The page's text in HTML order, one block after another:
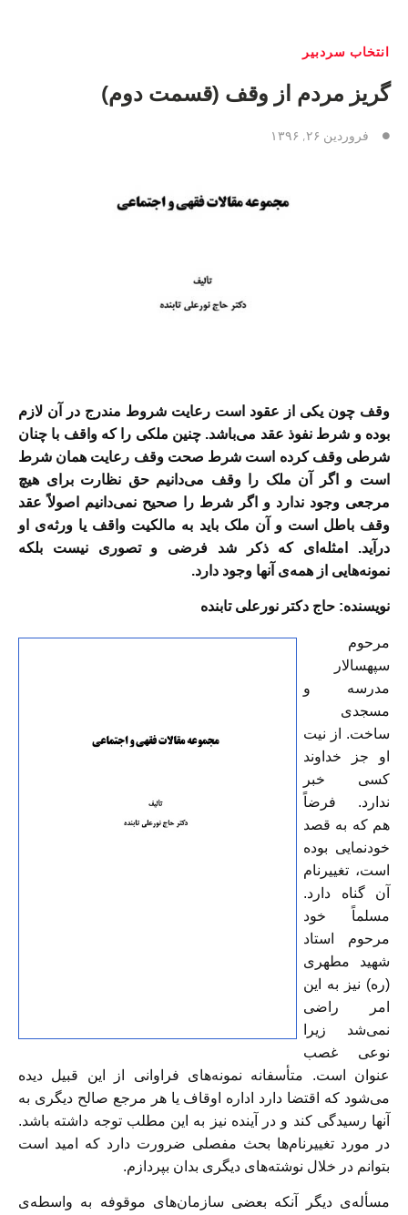
انتخاب سردبیر
گریز مردم از وقف (قسمت دوم)
فروردین ۲۶, ۱۳۹۶
وقف چون یکی از عقود است رعایت شروط مندرج در آن لازم
بوده و شرط نفوذ عقد می‌باشد. چنین ملکی را که واقف با چنان
شرطی وقف کرده است شرط صحت وقف رعایت همان شرط
است و اگر آن ملک را وقف می‌دانیم حق نظارت برای هیچ
مرجعی وجود ندارد و اگر شرط را صحیح نمی‌دانیم اصولاً عقد
وقف باطل است و آن ملک باید به مالکیت واقف يا ورثه‌ی او
درآید. امثله‌اى که ذکر شد فرضی و تصوری نیست بلکه
نمونه‌هايى از همه‌ی آنها وجود دارد.
نویسنده: حاج دکتر نورعلی تابنده
مرحوم
سپهسالار
مدرسه و
مسجدی
ساخت. از نيت
او جز خداوند
کسی خبر
ندارد. فرضاً
هم که به قصد
خودنمایی بوده
است، تغییرنام
آن گناه دارد.
مسلماً خود
مرحوم استاد
شهید مطهری
(ره) نیز به این
امر راضی
نمی‌شد زیرا
نوعی غصب
عنوان است. متأسفانه نمونه‌هاى فراوانى از این قبیل دیده
می‌شود که اقتضا دارد اداره‌ اوقاف یا هر مرجع صالح دیگری به
آنها رسیدگی کند و در آینده نيز به اين مطلب توجه داشته باشد.
در مورد تغییرنام‌ها بحث مفصلی ضرورت دارد که امید است
بتوانم در خلال نوشته‌هاى دیگری بدان بپردازم.
مسأله‌ی دیگر آنکه بعضی سازمان‌های موقوفه به واسطه‌ی